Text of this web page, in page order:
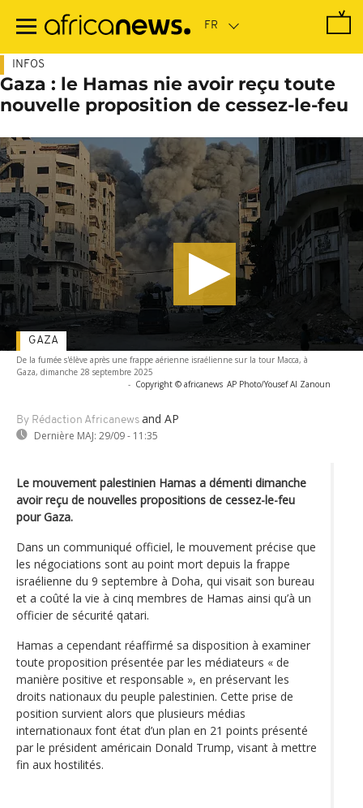
contenu
INFOS
Gaza : le Hamas nie avoir reçu toute
nouvelle proposition de cessez-le-feu
De la fumée s'élève après une frappe aérienne israélienne sur la tour Macca, à
Gaza, dimanche 28 septembre 2025
- Copyright © africanews AP Photo/Yousef Al Zanoun
By Rédaction Africanews and AP
Dernière MAJ: 29/09 - 11:35
GAZA
Le mouvement palestinien Hamas a démenti dimanche
avoir reçu de nouvelles propositions de cessez-le-feu
pour Gaza.
Dans un communiqué officiel, le mouvement précise que
les négociations sont au point mort depuis la frappe
israélienne du 9 septembre à Doha, qui visait son bureau
et a coûté la vie à cinq membres de Hamas ainsi qu’à un
officier de sécurité qatari.
Hamas a cependant réaffirmé sa disposition à examiner
toute proposition présentée par les médiateurs « de
manière positive et responsable », en préservant les
droits nationaux du peuple palestinien. Cette prise de
position survient alors que plusieurs médias
internationaux font état d’un plan en 21 points présenté
par le président américain Donald Trump, visant à mettre
fin aux hostilités.